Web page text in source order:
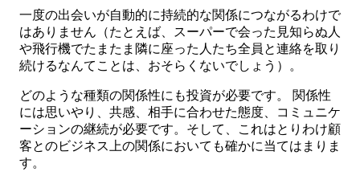
一度の出会いが自動的に持続的な関係につながるわけで
はありません（たとえば、スーパーで会った見知らぬ人
や飛行機でたまたま隣に座った人たち全員と連絡を取り
続けるなんてことは、おそらくないでしょう）。
どのような種類の関係性にも投資が必要です。 関係性
には思いやり、共感、相手に合わせた態度、コミュニケ
ーションの継続が必要です。そして、これはとりわけ顧
客とのビジネス上の関係においても確かに当てはまりま
す。